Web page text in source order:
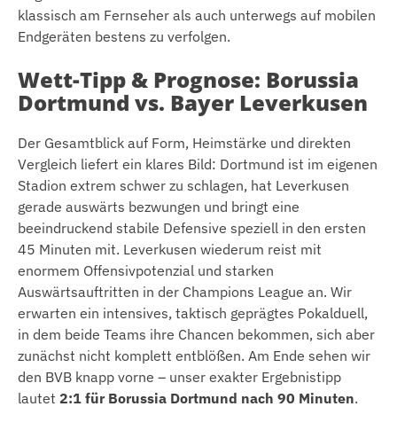
klassisch am Fernseher als auch unterwegs auf mobilen
Endgeräten bestens zu verfolgen.
Wett-Tipp & Prognose: Borussia
Dortmund vs. Bayer Leverkusen
Der Gesamtblick auf Form, Heimstärke und direkten
Vergleich liefert ein klares Bild: Dortmund ist im eigenen
Stadion extrem schwer zu schlagen, hat Leverkusen
gerade auswärts bezwungen und bringt eine
beeindruckend stabile Defensive speziell in den ersten
45 Minuten mit. Leverkusen wiederum reist mit
enormem Offensivpotenzial und starken
Auswärtsauftritten in der Champions League an. Wir
erwarten ein intensives, taktisch geprägtes Pokalduell,
in dem beide Teams ihre Chancen bekommen, sich aber
zunächst nicht komplett entblößen. Am Ende sehen wir
den BVB knapp vorne – unser exakter Ergebnistipp
lautet 2:1 für Borussia Dortmund nach 90 Minuten.